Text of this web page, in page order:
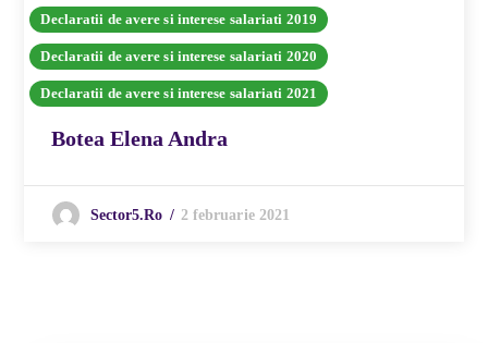
Declaratii de avere si interese salariati 2019
Declaratii de avere si interese salariati 2020
Declaratii de avere si interese salariati 2021
Botea Elena Andra
Sector5.ro 2 februarie 2021